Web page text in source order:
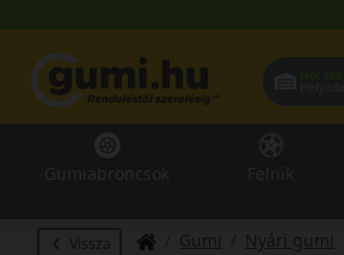
Vissza Gumi Nyári gumi